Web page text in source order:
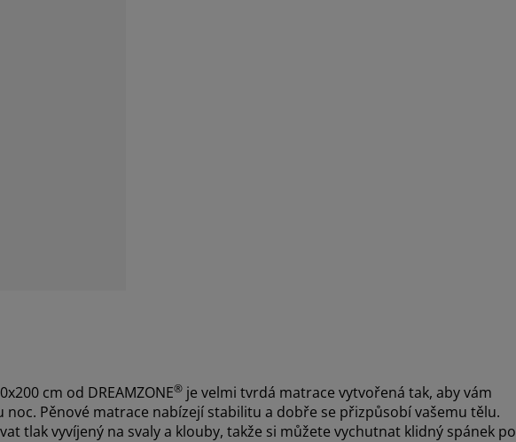
cm od DREAMZONE® je velmi tvrdá matrace vytvořená tak, aby vám
Pěnové matrace nabízejí stabilitu a dobře se přizpůsobí vašemu tělu.
tlak vyvíjený na svaly a klouby, takže si můžete vychutnat klidný spánek po